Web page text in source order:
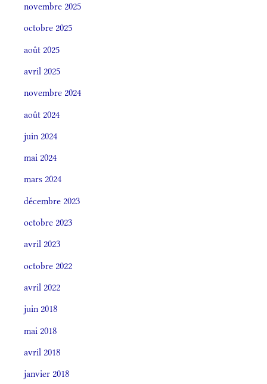
novembre 2025
octobre 2025
août 2025
avril 2025
novembre 2024
août 2024
juin 2024
mai 2024
mars 2024
décembre 2023
octobre 2023
avril 2023
octobre 2022
avril 2022
juin 2018
mai 2018
avril 2018
janvier 2018